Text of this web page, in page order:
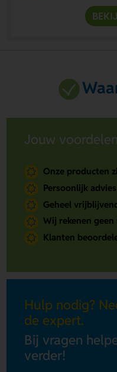
Jouw
Onze producten
Persoonlijk
Geheel
Wij rekenen
Klanten
Hulp nodig?
de expert.
Bij vragen
verder!